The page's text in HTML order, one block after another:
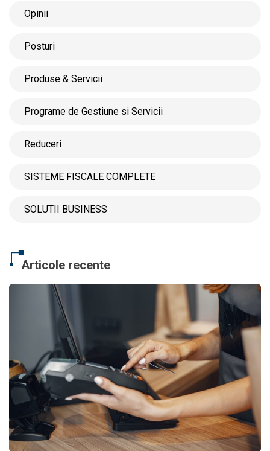
Opinii
Posturi
Produse & Servicii
Programe de Gestiune si Servicii
Reduceri
SISTEME FISCALE COMPLETE
SOLUTII BUSINESS
Articole recente